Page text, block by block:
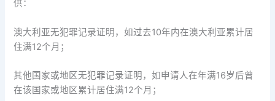
供：
澳大利亚无犯罪记录证明，如过去10年内在澳大利亚累计居
住满12个月；
其他国家或地区无犯罪记录证明，如申请人在年满16岁后曾
在该国家或地区累计居住满12个月；